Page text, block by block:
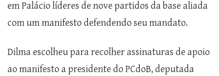
em Palácio líderes de nove partidos da base aliada
com um manifesto defendendo seu mandato.
Dilma escolheu para recolher assinaturas de apoio
ao manifesto a presidente do PCdoB, deputada